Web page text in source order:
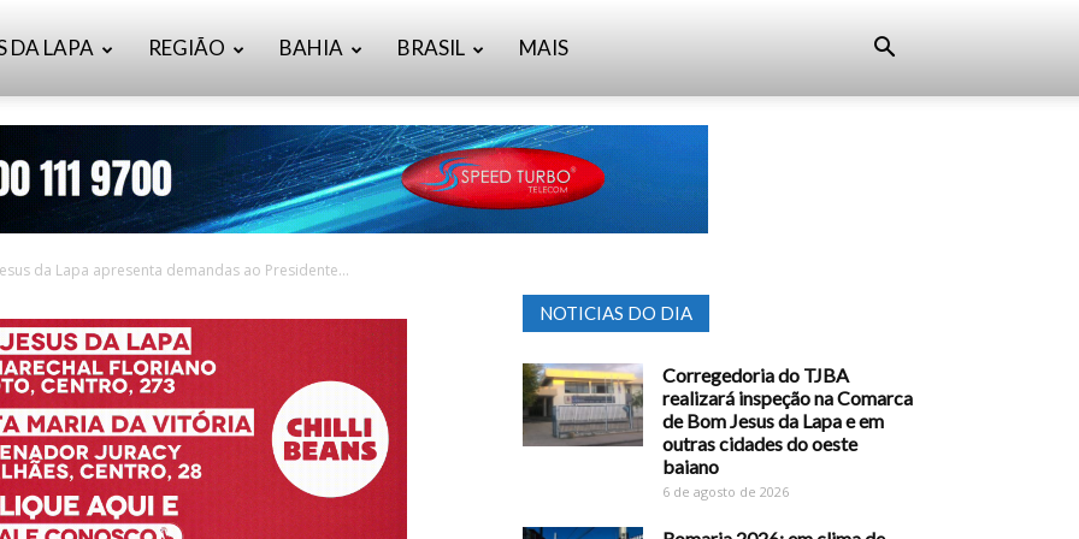
DA LAPA REGIÃO BAHIA BRASIL MAIS
da Lapa apresenta demandas ao Presidente...
NOTICIAS DO DIA
Corregedoria do TJBA
realizará inspeção na Comarca
de Bom Jesus da Lapa e em
outras cidades do oeste
baiano
6 de agosto de 2026